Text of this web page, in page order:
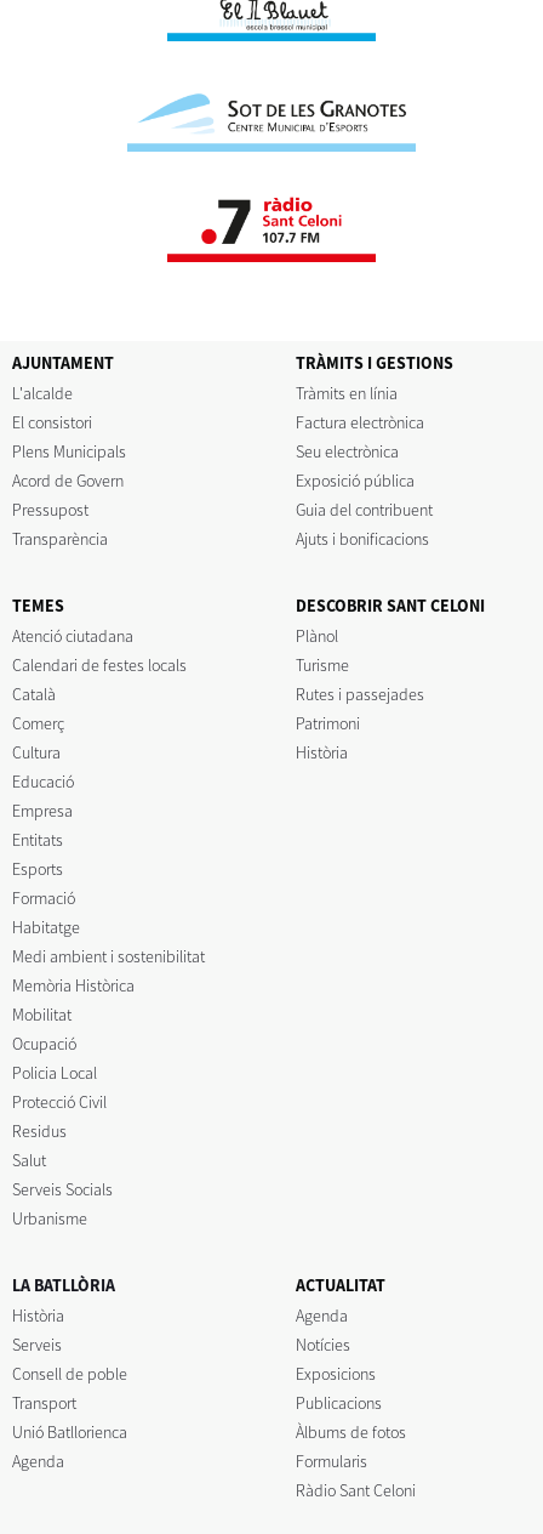
AJUNTAMENT
L'alcalde
El consistori
Plens Municipals
Acord de Govern
Pressupost
Transparència
TRÀMITS I GESTIONS
Tràmits en línia
Factura electrònica
Seu electrònica
Exposició pública
Guia del contribuent
Ajuts i bonificacions
TEMES
Atenció ciutadana
Calendari de festes locals
Català
Comerç
Cultura
Educació
Empresa
Entitats
Esports
Formació
Habitatge
Medi ambient i sostenibilitat
Memòria Històrica
Mobilitat
Ocupació
Policia Local
Protecció Civil
Residus
Salut
Serveis Socials
Urbanisme
DESCOBRIR SANT CELONI
Plànol
Turisme
Rutes i passejades
Patrimoni
Història
LA BATLLÒRIA
Història
Serveis
Consell de poble
Transport
Unió Batllorienca
Agenda
ACTUALITAT
Agenda
Notícies
Exposicions
Publicacions
Àlbums de fotos
Formularis
Ràdio Sant Celoni